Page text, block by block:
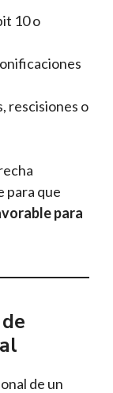
10 o
rescisiones o
para que
para
de un